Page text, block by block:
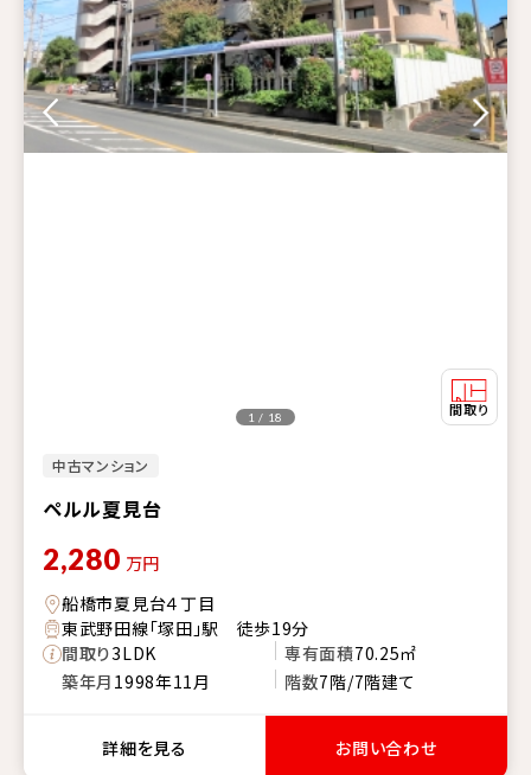
中古マンション
ペルル夏見台
1 / 18
2,280 万円
船橋市夏見台４丁目
東武野田線「塚田」駅 徒歩19分
間取り3LDK 専有面積70.25㎡
築年月 1998年11月 階数7階/7階建て
詳細を見る お問い合わせ